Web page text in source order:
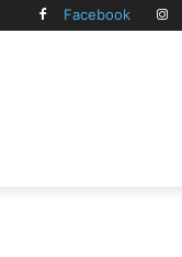
Facebook